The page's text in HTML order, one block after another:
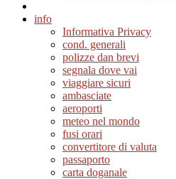
info
Informativa Privacy
cond. generali
polizze dan brevi
segnala dove vai
viaggiare sicuri
ambasciate
aeroporti
meteo nel mondo
fusi orari
convertitore di valuta
passaporto
carta doganale